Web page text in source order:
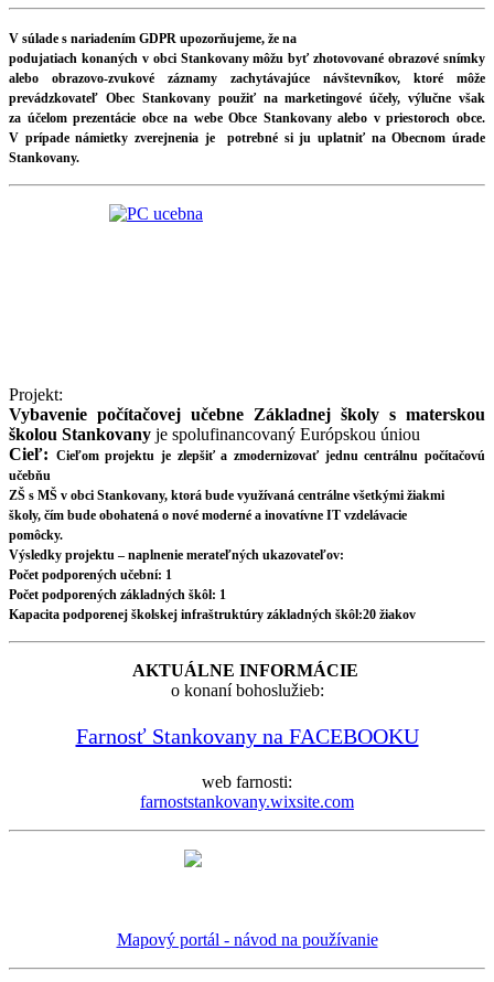
V súlade s nariadením GDPR upozorňujeme, že na
podujatiach konaných v obci Stankovany môžu byť zhotovované obrazové snímky
alebo obrazovo-zvukové záznamy zachytávajúce návštevníkov, ktoré môže
prevádzkovateľ Obec Stankovany použiť na marketingové účely, výlučne však
za účelom prezentácie obce na webe Obce Stankovany alebo v priestoroch obce.
V prípade námietky zverejnenia je potrebné si ju uplatniť na Obecnom úrade
Stankovany.
Projekt:
Vybavenie počítačovej učebne Základnej školy s materskou
školou Stankovany je spolufinancovaný Európskou úniou
Cieľ: Cieľom projektu je zlepšiť a zmodernizovať jednu centrálnu počítačovú
učebňu
ZŠ s MŠ v obci Stankovany, ktorá bude využívaná centrálne všetkými žiakmi
školy, čím bude obohatená o nové moderné a inovatívne IT vzdelávacie
pomôcky.
Výsledky projektu – naplnenie merateľných ukazovateľov:
Počet podporených učební: 1
Počet podporených základných škôl: 1
Kapacita podporenej školskej infraštruktúry základných škôl:20 žiakov
AKTUÁLNE INFORMÁCIE
o konaní bohoslužieb:
Farnosť Stankovany na FACEBOOKU
web farnosti:
farnoststankovany.wixsite.com
Mapový portál - návod na používanie